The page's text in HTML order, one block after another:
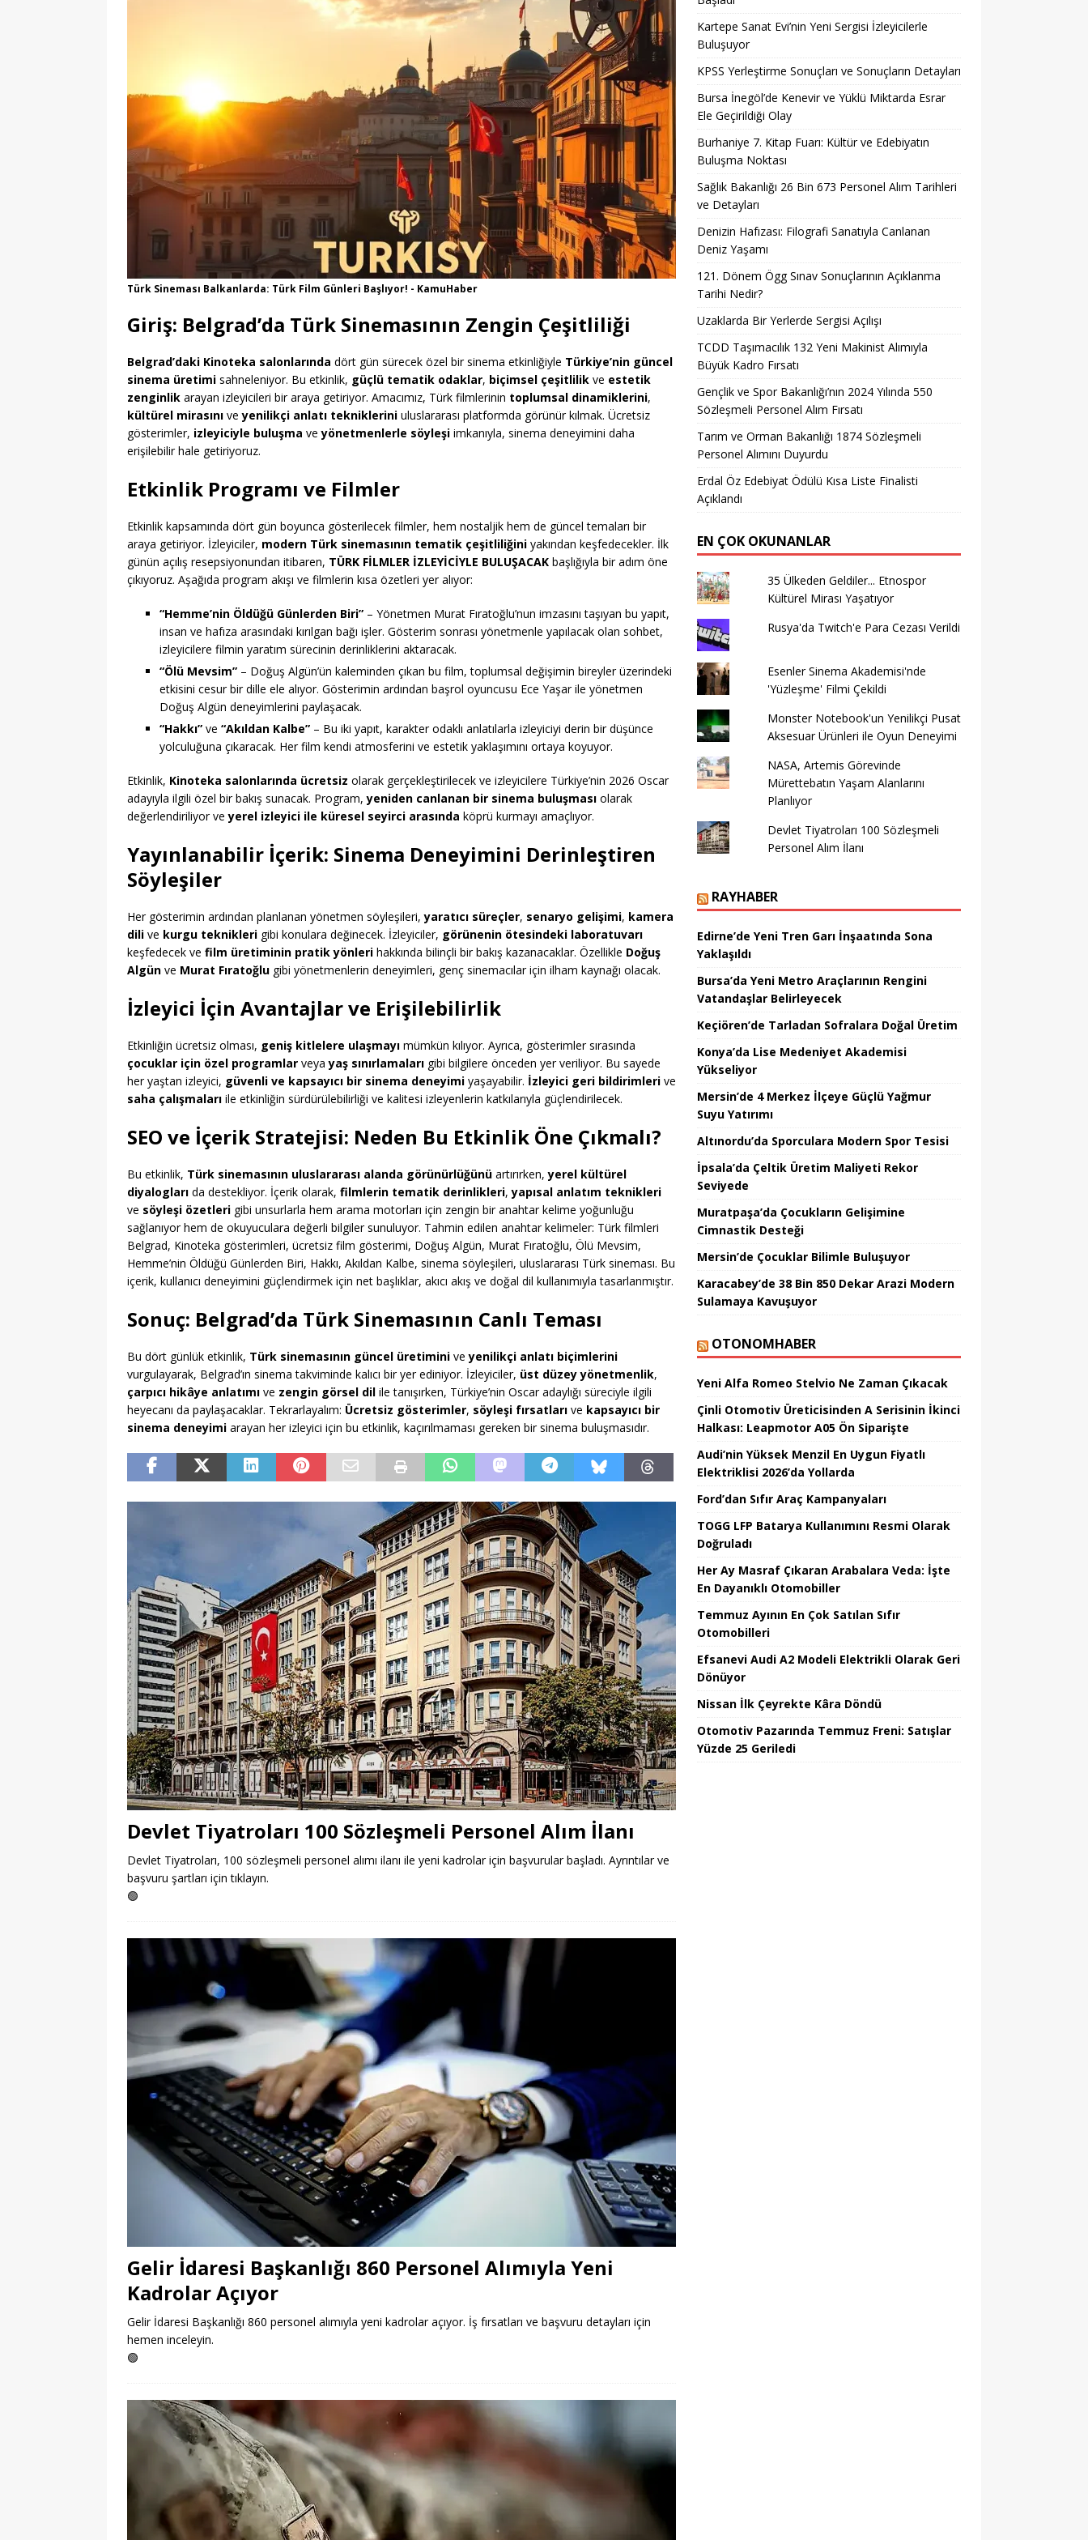
Türk Sineması Balkanlarda: Türk Film Günleri Başlıyor! - KamuHaber
Giriş: Belgrad’da Türk Sinemasının Zengin Çeşitliliği
Belgrad’daki Kinoteka salonlarında dört gün sürecek özel bir sinema etkinliğiyle Türkiye’nin güncel
sinema üretimi sahneleniyor. Bu etkinlik, güçlü tematik odaklar, biçimsel çeşitlilik ve estetik
zenginlik arayan izleyicileri bir araya getiriyor. Amacımız, Türk filmlerinin toplumsal dinamiklerini,
kültürel mirasını veyenilikçi anlatı tekniklerini uluslararası platformda görünür kılmak. Ücretsiz
gösterimler, izleyiciyle buluşma veyönetmenlerle söyleşi imkanıyla, sinema deneyimini daha
erişilebilir hale getiriyoruz.
Etkinlik Programı ve Filmler
Etkinlik kapsamında dört gün boyunca gösterilecek filmler, hem nostaljik hem de güncel temaları bir
araya getiriyor. İzleyiciler, modern Türk sinemasının tematik çeşitliliğini yakından keşfedecekler. İlk
günün açılış resepsiyonundan itibaren, TÜRK FİLMLER İZLEYİCİYLE BULUŞACAK başlığıyla bir adım öne
çıkıyoruz. Aşağıda program akışı ve filmlerin kısa özetleri yer alıyor:
“Hemme’nin Öldüğü Günlerden Biri” – Yönetmen Murat Fıratoğlu’nun imzasını taşıyan bu yapıt,
insan ve hafıza arasındaki kırılgan bağı işler. Gösterim sonrası yönetmenle yapılacak olan sohbet,
izleyicilere filmin yaratım sürecinin derinliklerini aktaracak.
“Ölü Mevsim” – Doğuş Algün’ün kaleminden çıkan bu film, toplumsal değişimin bireyler üzerindeki
etkisini cesur bir dille ele alıyor. Gösterimin ardından başrol oyuncusu Ece Yaşar ile yönetmen
Doğuş Algün deneyimlerini paylaşacak.
“Hakkı” ve “Akıldan Kalbe” – Bu iki yapıt, karakter odaklı anlatılarla izleyiciyi derin bir düşünce
yolculuğuna çıkaracak. Her film kendi atmosferini ve estetik yaklaşımını ortaya koyuyor.
Etkinlik, Kinoteka salonlarında ücretsiz olarak gerçekleştirilecek ve izleyicilere Türkiye’nin 2026 Oscar
adayıyla ilgili özel bir bakış sunacak. Program,yeniden canlanan bir sinema buluşması olarak
değerlendiriliyor veyerel izleyici ile küresel seyirci arasında köprü kurmayı amaçlıyor.
Yayınlanabilir İçerik: Sinema Deneyimini Derinleştiren
Söyleşiler
Her gösterimin ardından planlanan yönetmen söyleşileri,yaratıcı süreçler, senaryo gelişimi, kamera
dili ve kurgu teknikleri gibi konulara değinecek. İzleyiciler, görünenin ötesindeki laboratuvarı
keşfedecek ve film üretiminin pratik yönleri hakkında bilinçli bir bakış kazanacaklar. Özellikle Doğuş
Algün ve Murat Fıratoğlu gibi yönetmenlerin deneyimleri, genç sinemacılar için ilham kaynağı olacak.
İzleyici İçin Avantajlar ve Erişilebilirlik
Etkinliğin ücretsiz olması, geniş kitlelere ulaşmayı mümkün kılıyor. Ayrıca, gösterimler sırasında
çocuklar için özel programlar veyayaş sınırlamaları gibi bilgilere önceden yer veriliyor. Bu sayede
her yaştan izleyici, güvenli ve kapsayıcı bir sinema deneyimi yaşayabilir. İzleyici geri bildirimleri ve
saha çalışmaları ile etkinliğin sürdürülebilirliği ve kalitesi izleyenlerin katkılarıyla güçlendirilecek.
SEO ve İçerik Stratejisi: Neden Bu Etkinlik Öne Çıkmalı?
Bu etkinlik, Türk sinemasının uluslararası alanda görünürlüğünü artırırken,yerel kültürel
diyalogları da destekliyor. İçerik olarak, filmlerin tematik derinlikleri,yapısal anlatım teknikleri
ve söyleşi özetleri gibi unsurlarla hem arama motorları için zengin bir anahtar kelime yoğunluğu
sağlanıyor hem de okuyuculara değerli bilgiler sunuluyor. Tahmin edilen anahtar kelimeler: Türk filmleri
Belgrad, Kinoteka gösterimleri, ücretsiz film gösterimi, Doğuş Algün, Murat Fıratoğlu, Ölü Mevsim,
Hemme’nin Öldüğü Günlerden Biri, Hakkı, Akıldan Kalbe, sinema söyleşileri, uluslararası Türk sineması. Bu
içerik, kullanıcı deneyimini güçlendirmek için net başlıklar, akıcı akış ve doğal dil kullanımıyla tasarlanmıştır.
Sonuç: Belgrad’da Türk Sinemasının Canlı Teması
Bu dört günlük etkinlik, Türk sinemasının güncel üretimini veyenilikçi anlatı biçimlerini
vurgulayarak, Belgrad’ın sinema takviminde kalıcı bir yer ediniyor. İzleyiciler, üst düzey yönetmenlik,
çarpıcı hikâye anlatımı ve zengin görsel dil ile tanışırken, Türkiye’nin Oscar adaylığı süreciyle ilgili
heyecanı da paylaşacaklar. Tekrarlayalım: Ücretsiz gösterimler, söyleşi fırsatları ve kapsayıcı bir
sinema deneyimi arayan her izleyici için bu etkinlik, kaçırılmaması gereken bir sinema buluşmasıdır.
Devlet Tiyatroları 100 Sözleşmeli Personel Alım İlanı
Devlet Tiyatroları, 100 sözleşmeli personel alımı ilanı ile yeni kadrolar için başvurular başladı. Ayrıntılar ve
başvuru şartları için tıklayın.
🟢
Gelir İdaresi Başkanlığı 860 Personel Alımıyla Yeni
Kadrolar Açıyor
Gelir İdaresi Başkanlığı 860 personel alımıyla yeni kadrolar açıyor. İş fırsatları ve başvuru detayları için
hemen inceleyin.
🟢
Kartepe Sanat Evi’nin Yeni Sergisi İzleyicilerle
Buluşuyor
KPSS Yerleştirme Sonuçları ve Sonuçların Detayları
Bursa İnegöl’de Kenevir ve Yüklü Miktarda Esrar
Ele Geçirildiği Olay
Burhaniye 7. Kitap Fuarı: Kültür ve Edebiyatın
Buluşma Noktası
Sağlık Bakanlığı 26 Bin 673 Personel Alım Tarihleri
ve Detayları
Denizin Hafızası: Filografi Sanatıyla Canlanan
Deniz Yaşamı
121. Dönem Ögg Sınav Sonuçlarının Açıklanma
Tarihi Nedir?
Uzaklarda Bir Yerlerde Sergisi Açılışı
TCDD Taşımacılık 132 Yeni Makinist Alımıyla
Büyük Kadro Fırsatı
Gençlik ve Spor Bakanlığı’nın 2024 Yılında 550
Sözleşmeli Personel Alım Fırsatı
Tarım ve Orman Bakanlığı 1874 Sözleşmeli
Personel Alımını Duyurdu
Erdal Öz Edebiyat Ödülü Kısa Liste Finalisti
Açıklandı
EN ÇOK OKUNANLAR
35 Ülkeden Geldiler... Etnospor
Kültürel Mirası Yaşatıyor
Rusya'da Twitch'e Para Cezası Verildi
Esenler Sinema Akademisi'nde
'Yüzleşme' Filmi Çekildi
Monster Notebook'un Yenilikçi Pusat
Aksesuar Ürünleri ile Oyun Deneyimi
NASA, Artemis Görevinde
Mürettebatın Yaşam Alanlarını
Planlıyor
Devlet Tiyatroları 100 Sözleşmeli
Personel Alım İlanı
RAYHABER
Edirne’de Yeni Tren Garı İnşaatında Sona
Yaklaşıldı
Bursa’da Yeni Metro Araçlarının Rengini
Vatandaşlar Belirleyecek
Keçiören’de Tarladan Sofralara Doğal Üretim
Konya’da Lise Medeniyet Akademisi
Yükseliyor
Mersin’de 4 Merkez İlçeye Güçlü Yağmur
Suyu Yatırımı
Altınordu’da Sporculara Modern Spor Tesisi
İpsala’da Çeltik Üretim Maliyeti Rekor
Seviyede
Muratpaşa’da Çocukların Gelişimine
Cimnastik Desteği
Mersin’de Çocuklar Bilimle Buluşuyor
Karacabey’de 38 Bin 850 Dekar Arazi Modern
Sulamaya Kavuşuyor
OTONOMHABER
Yeni Alfa Romeo Stelvio Ne Zaman Çıkacak
Çinli Otomotiv Üreticisinden A Serisinin İkinci
Halkası: Leapmotor A05 Ön Siparişte
Audi’nin Yüksek Menzil En Uygun Fiyatlı
Elektriklisi 2026’da Yollarda
Ford’dan Sıfır Araç Kampanyaları
TOGG LFP Batarya Kullanımını Resmi Olarak
Doğruladı
Her Ay Masraf Çıkaran Arabalara Veda: İşte
En Dayanıklı Otomobiller
Temmuz Ayının En Çok Satılan Sıfır
Otomobilleri
Efsanevi Audi A2 Modeli Elektrikli Olarak Geri
Dönüyor
Nissan İlk Çeyrekte Kâra Döndü
Otomotiv Pazarında Temmuz Freni: Satışlar
Yüzde 25 Geriledi